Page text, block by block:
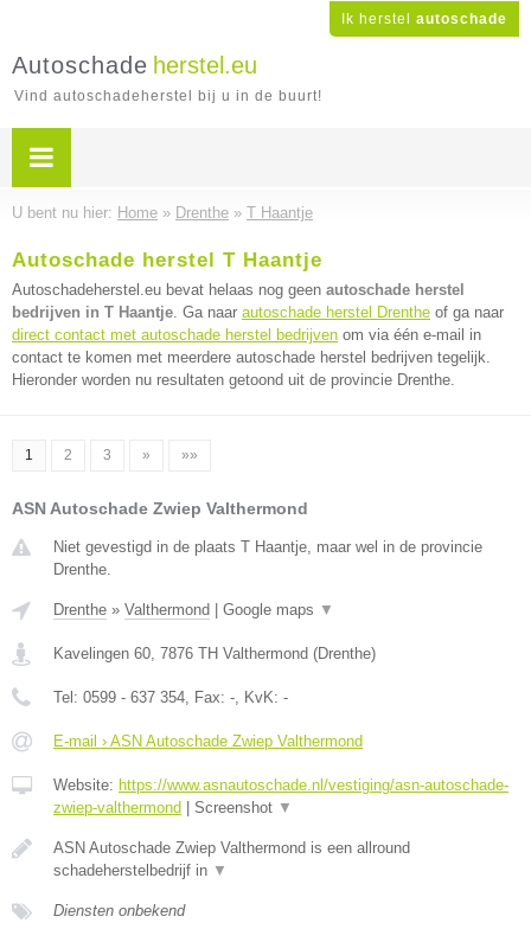
Ik herstel autoschade
Autoschade herstel.eu
Vind autoschadeherstel bij u in de buurt!
U bent nu hier: Home » Drenthe » T Haantje
Autoschade herstel T Haantje
Autoschadeherstel.eu bevat helaas nog geen autoschade herstel
bedrijven in T Haantje. Ga naar autoschade herstel Drenthe of ga naar
direct contact met autoschade herstel bedrijven om via één e-mail in
contact te komen met meerdere autoschade herstel bedrijven tegelijk.
Hieronder worden nu resultaten getoond uit de provincie Drenthe.
1 2 3 » »»
ASN Autoschade Zwiep Valthermond
Niet gevestigd in de plaats T Haantje, maar wel in de provincie
Drenthe.
Drenthe » Valthermond Google maps ▼
Kavelingen 60, 7876 TH Valthermond (Drenthe)
Tel: 0599 - 637 354, Fax: -, KvK: -
E-mail › ASN Autoschade Zwiep Valthermond
Website: https://www.asnautoschade.nl/vestiging/asn-autoschade-
zwiep-valthermond
Screenshot ▼
ASN Autoschade Zwiep Valthermond is een allround
schadeherstelbedrijf in ▼
Diensten onbekend